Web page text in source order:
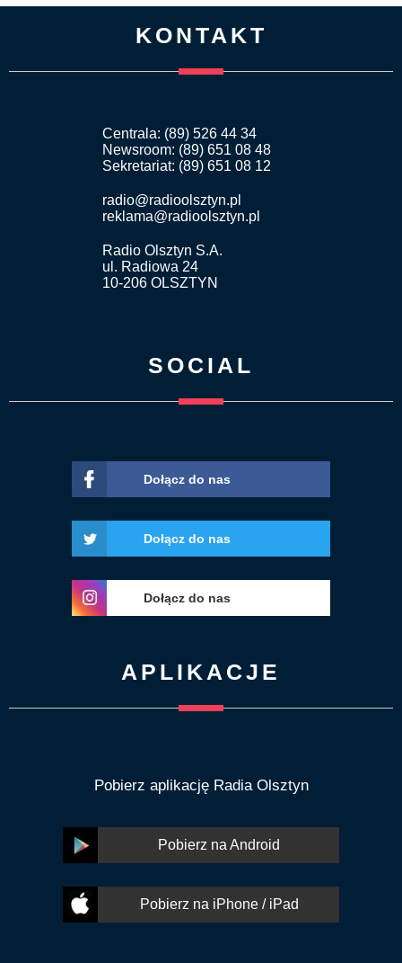
KONTAKT
Centrala: (89) 526 44 34
Newsroom: (89) 651 08 48
Sekretariat: (89) 651 08 12
radio@radioolsztyn.pl
reklama@radioolsztyn.pl
Radio Olsztyn S.A.
ul. Radiowa 24
10-206 OLSZTYN
SOCIAL
Dołącz do nas
Dołącz do nas
Dołącz do nas
APLIKACJE
Pobierz aplikację Radia Olsztyn
Pobierz na Android
Pobierz na iPhone / iPad